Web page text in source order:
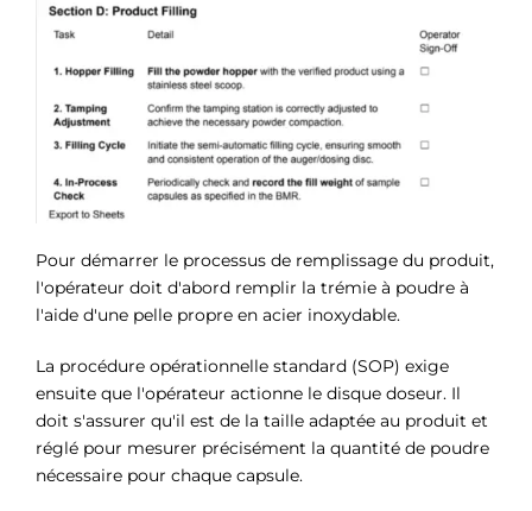
Pour démarrer le processus de remplissage du produit,
l'opérateur doit d'abord remplir la trémie à poudre à
l'aide d'une pelle propre en acier inoxydable.
La procédure opérationnelle standard (SOP) exige
ensuite que l'opérateur actionne le disque doseur. Il
doit s'assurer qu'il est de la taille adaptée au produit et
réglé pour mesurer précisément la quantité de poudre
nécessaire pour chaque capsule.